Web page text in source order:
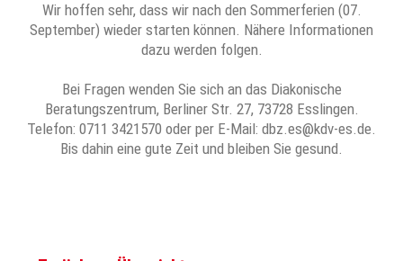
Wir hoffen sehr, dass wir nach den Sommerferien (07.
September) wieder starten können. Nähere Informationen
dazu werden folgen.
Bei Fragen wenden Sie sich an das Diakonische
Beratungszentrum, Berliner Str. 27, 73728 Esslingen.
Telefon: 0711 3421570 oder per E-Mail: dbz.es@kdv-es.de.
Bis dahin eine gute Zeit und bleiben Sie gesund.